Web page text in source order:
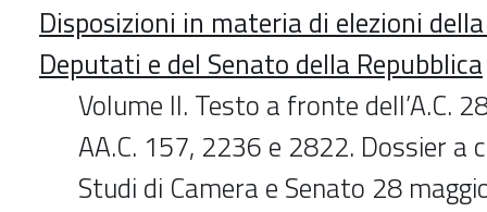
Disposizioni in materia di elezioni
Deputati e del Senato della Repubblica
Volume II. Testo a fronte dell’A.C.
AA.C. 157, 2236 e 2822. Dossier a
Studi di Camera e Senato 28